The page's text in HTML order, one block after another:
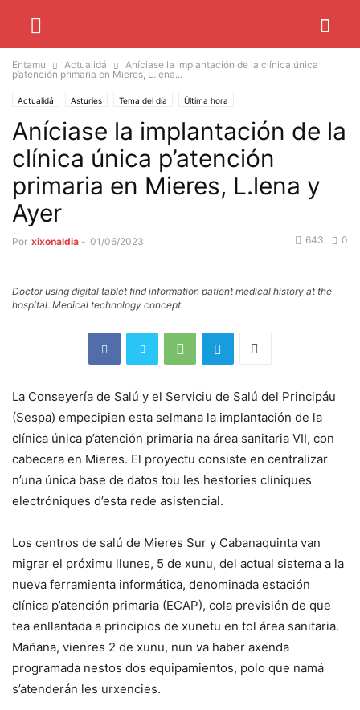
Entamu Actualidá
Aníciase la implantación de la clínica única
p’atención primaria en Mieres, L.lena...
Actualidá Asturies Tema del día Última hora
Aníciase la implantación de la
clínica única p’atención
primaria en Mieres, L.lena y
Ayer
Por xixonaldia - 01/06/2023 0
643
Doctor using digital tablet find information patient medical history at the
hospital. Medical technology concept.
La Conseyería de Salú y el Serviciu de Salú del Principáu
(Sespa) empecipien esta selmana la implantación de la
clínica única p’atención primaria na área sanitaria VII, con
cabecera en Mieres. El proyectu consiste en centralizar
n’una única base de datos tou les hestories clíniques
electróniques d’esta rede asistencial.
Los centros de salú de Mieres Sur y Cabanaquinta van
migrar el próximu llunes, 5 de xunu, del actual sistema a la
nueva ferramienta informática, denominada estación
clínica p’atención primaria (ECAP), cola previsión de que
tea enllantada a principios de xunetu en tol área sanitaria.
Mañana, vienres 2 de xunu, nun va haber axenda
programada nestos dos equipamientos, polo que namá
s’atenderán les urxencies.